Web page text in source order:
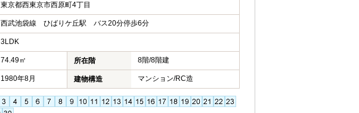
東京都西東京市西原町4丁目
西武池袋線 ひばりケ丘駅 バス20分停歩6分
3LDK
74.49㎡ 所在階 8階/8階建
1980年8月 建物構造 マンション/RC造